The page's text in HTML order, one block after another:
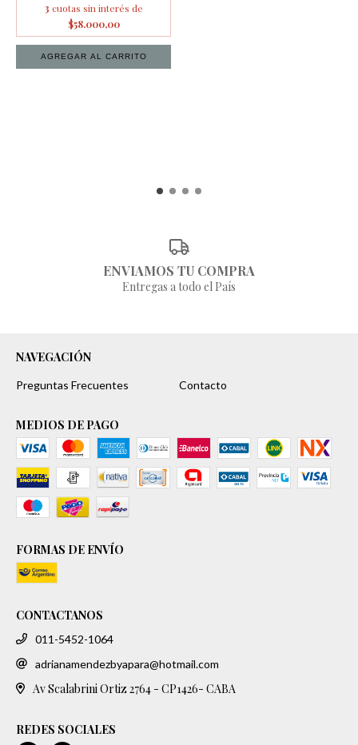
3 cuotas sin interés de
$58.000,00
ENVIAMOS TU COMPRA
Entregas a todo el País
NAVEGACIÓN
Preguntas Frecuentes Contacto
MEDIOS DE PAGO
FORMAS DE ENVÍO
CONTACTANOS
011-5452-1064
adrianamendezbyapara@hotmail.com
Av Scalabrini Ortiz 2764 - CP1426- CABA
REDES SOCIALES